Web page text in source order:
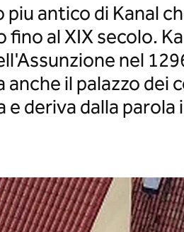
antico di Kanal
al XIX secolo.
nel
anche il palazzo dei
deriva dalla